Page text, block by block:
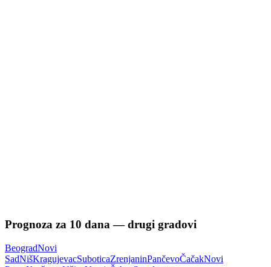
Prognoza za 10 dana — drugi gradovi
BeogradNovi
SadNišKragujevacSuboticaZrenjaninPančevoČačakNovi